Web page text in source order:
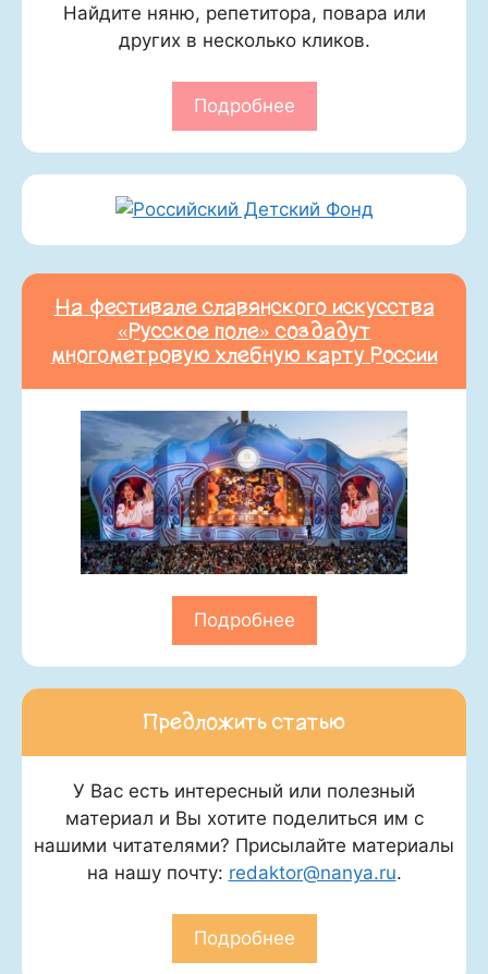
Найдите няню, репетитора, повара или
других в несколько кликов.
Подробнее
На фестивале славянского искусства
«Русское поле» создадут
многометровую хлебную карту России
Подробнее
Предложить статью
У Вас есть интересный или полезный
материал и Вы хотите поделиться им с
нашими читателями? Присылайте материалы
на нашу почту: redaktor@nanya.ru.
Подробнее